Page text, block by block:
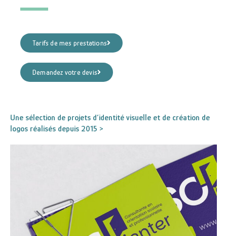
Tarifs de mes prestations
Demandez votre devis
Une sélection de projets d’identité visuelle et de création de
logos réalisés depuis 2015 >